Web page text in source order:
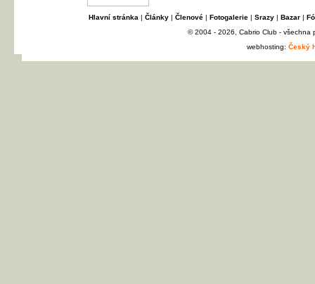
Hlavní stránka | Články| Členové| Fotogalerie| Srazy| Bazar|
© 2004 - 2026, Cabrio Club - všechna
webhosting: Český